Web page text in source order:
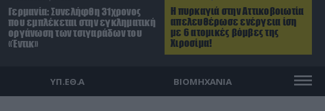
Η πυρκαγιά στην Αττικοβοιωτία
απελευθέρωσε ενέργεια ίση
με 6 ατομικές βόμβες της
Χιροσίμα!
Γερμανία: Συνελήφθη 31χρονος
που εμπλέκεται στην εγκληματική
οργάνωση των τσιγαράδων του
«Έντικ»
ΥΠ.ΕΘ.Α ΒΙΟΜΗΧΑΝΙΑ